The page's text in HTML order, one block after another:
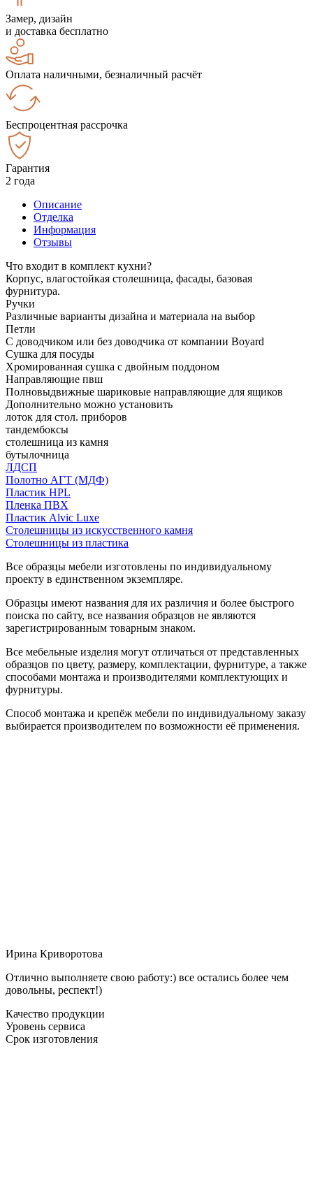
Замер, дизайн
и доставка бесплатно
Оплата наличными, безналичный расчёт
Беспроцентная рассрочка
Гарантия
2 года
Описание
Отделка
Информация
Отзывы
Что входит в комплект кухни?
Корпус, влагостойкая столешница, фасады, базовая
фурнитура.
Ручки
Различные варианты дизайна и материала на выбор
Петли
С доводчиком или без доводчика от компании Boyard
Сушка для посуды
Хромированная сушка с двойным поддоном
Направляющие пвш
Полновыдвижные шариковые направляющие для ящиков
Дополнительно можно установить
лоток для стол. приборов
тандембоксы
столешница из камня
бутылочница
ЛДСП
Полотно АГТ (МДФ)
Пластик HPL
Пленка ПВХ
Пластик Alvic Luxe
Столешницы из искусственного камня
Столешницы из пластика
Все образцы мебели изготовлены по индивидуальному
проекту в единственном экземпляре.
Образцы имеют названия для их различия и более быстрого
поиска по сайту, все названия образцов не являются
зарегистрированным товарным знаком.
Все мебельные изделия могут отличаться от представленных
образцов по цвету, размеру, комплектации, фурнитуре, а также
способами монтажа и производителями комплектующих и
фурнитуры.
Способ монтажа и крепёж мебели по индивидуальному заказу
выбирается производителем по возможности её применения.
Ирина Криворотова
Отлично выполняете свою работу:) все остались более чем
довольны, респект!)
Качество продукции
Уровень сервиса
Срок изготовления